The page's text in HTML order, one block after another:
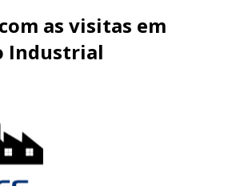
as visitas em
Industrial